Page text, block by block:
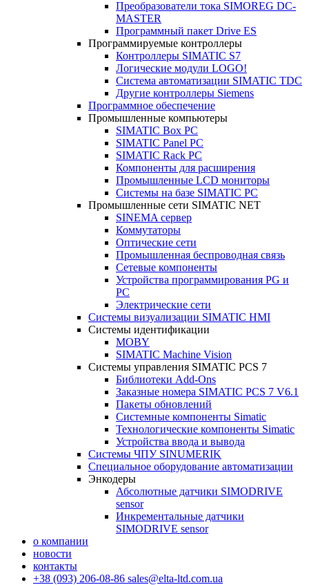
Преобразователи тока SIMOREG DC-
MASTER
Программный пакет Drive ES
Программируемые контроллеры
Контроллеры SIMATIC S7
Логические модули LOGO!
Система автоматизации SIMATIC TDC
Другие контроллеры Siemens
Программное обеспечение
Промышленные компьютеры
SIMATIC Box PC
SIMATIC Panel PС
SIMATIC Rack PC
Компоненты для расширения
Промышленные LCD мониторы
Системы на базе SIMATIC PC
Промышленные сети SIMATIC NET
SINEMA сервер
Коммутаторы
Оптические сети
Промышленная беспроводная связь
Сетевые компоненты
Устройства программирования PG и
PC
Электрические сети
Системы визуализации SIMATIC HMI
Системы идентификации
MOBY
SIMATIC Machine Vision
Системы управления SIMATIC PCS 7
Библиотеки Add-Ons
Заказные номера SIMATIC PCS 7 V6.1
Пакеты обновлений
Системные компоненты Simatic
Технологические компоненты Simatic
Устройства ввода и вывода
Системы ЧПУ SINUMERIK
Специальное оборудование автоматизации
Энкодеры
Абсолютные датчики SIMODRIVE
sensor
Инкрементальные датчики
SIMODRIVE sensor
о компании
новости
контакты
+38 (093) 206-08-86 sales@elta-ltd.com.ua